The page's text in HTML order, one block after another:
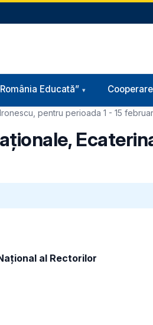
Educată”
pentru perioada 1 - 15
al Rectorilor